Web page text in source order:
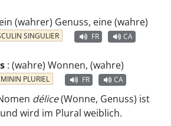
ein (wahrer) Genuss, eine (wahre)
SINGULIER FR CA
: (wahre) Wonnen, (wahre)
PLURIEL FR CA
délice(Wonne, Genuss) ist
wird im Plural weiblich.